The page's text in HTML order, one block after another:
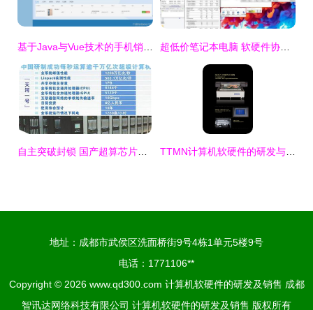
地址：成都市武侯区洗面桥街9号4栋1单元5楼9号
电话：1771106**
Copyright © 2026 www.qd300.com 计算机软硬件的研发及销售 成都
智讯达网络科技有限公司 计算机软硬件的研发及销售 版权所有